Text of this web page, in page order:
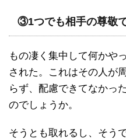
③1つでも相手の尊敬
もの凄く集中して何かや
された。これはその人が
らず、配慮できてなかっ
のでしょうか。
そうとも取れるし、そう